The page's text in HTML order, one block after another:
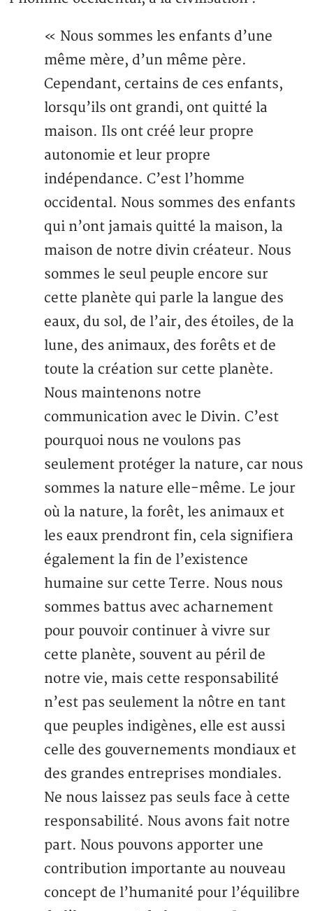
« Nous sommes les enfants d’une
même mère, d’un même père.
Cependant, certains de ces enfants,
lorsqu’ils ont grandi, ont quitté la
maison. Ils ont créé leur propre
autonomie et leur propre
indépendance. C’est l’homme
occidental. Nous sommes des enfants
qui n’ont jamais quitté la maison, la
maison de notre divin créateur. Nous
sommes le seul peuple encore sur
cette planète qui parle la langue des
eaux, du sol, de l’air, des étoiles, de la
lune, des animaux, des forêts et de
toute la création sur cette planète.
Nous maintenons notre
communication avec le Divin. C’est
pourquoi nous ne voulons pas
seulement protéger la nature, car nous
sommes la nature elle-même. Le jour
où la nature, la forêt, les animaux et
les eaux prendront fin, cela signifiera
également la fin de l’existence
humaine sur cette Terre. Nous nous
sommes battus avec acharnement
pour pouvoir continuer à vivre sur
cette planète, souvent au péril de
notre vie, mais cette responsabilité
n’est pas seulement la nôtre en tant
que peuples indigènes, elle est aussi
celle des gouvernements mondiaux et
des grandes entreprises mondiales.
Ne nous laissez pas seuls face à cette
responsabilité. Nous avons fait notre
part. Nous pouvons apporter une
contribution importante au nouveau
concept de l’humanité pour l’équilibre